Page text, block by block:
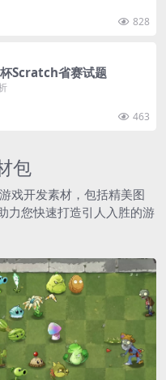
828
Scratch省赛试题
463
包
戏开发素材，包括精美图
力您快速打造引人入胜的游